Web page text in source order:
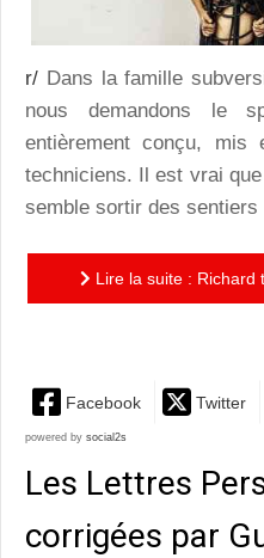
r/ Dans la famille
nous demandons le
entièrement conçu,
techniciens. Il est vrai
semble sortir des sentiers
Lire la suite : Richard
Facebook Twitter
powered by social2s
Les Lettres
corrigées par